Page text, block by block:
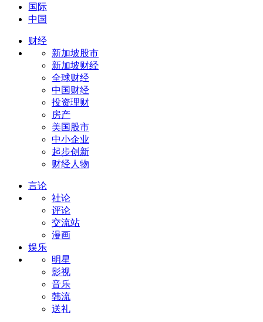
国际
中国
财经
新加坡股市
新加坡财经
全球财经
中国财经
投资理财
房产
美国股市
中小企业
起步创新
财经人物
言论
社论
评论
交流站
漫画
娱乐
明星
影视
音乐
韩流
送礼